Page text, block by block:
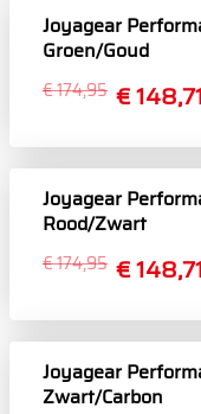
Joyagear
Groen/Goud
€
€ 174,95
Joyagear
Rood/Zwart
€
€ 174,95
Joyagear
Zwart/Carbon